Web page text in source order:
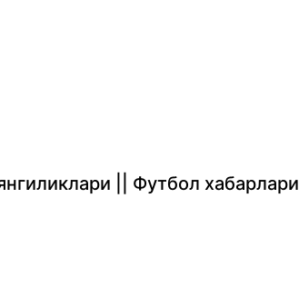
|| Футбол хабарлари